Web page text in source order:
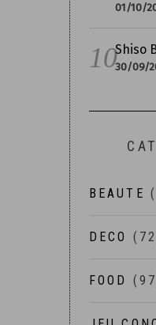
01/10/
Shiso
30/09/
BEAUTE
DECO
FOOD